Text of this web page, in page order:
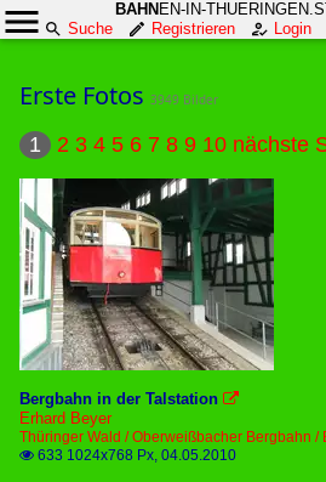
BAHN EN-IN-
Suche
Registrieren Login
Erste Fotos 3949 Bilder
1 2 3 4 5 6 7 8 9 10 nächste
Bergbahn in der Talstation 
Erhard Beyer
Thüringer Wald / Oberweißbacher Bergbahn /
 633 1024x768 Px, 04.05.2010